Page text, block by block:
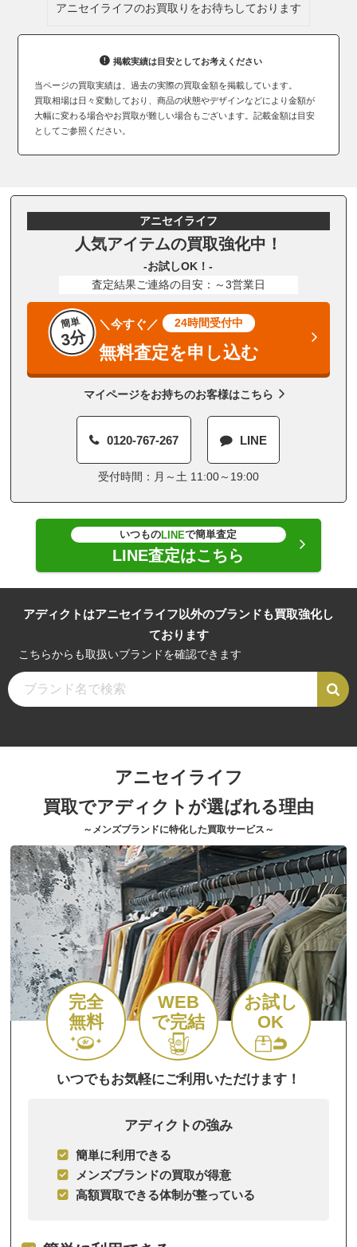
アニセイライフのお買取りをお待ちしております
掲載実績は目安としてお考えください
当ページの買取実績は、過去の実際の買取金額を掲載しています。
買取相場は日々変動しており、商品の状態やデザインなどにより金額が
大幅に変わる場合やお買取が難しい場合もございます。記載金額は目安
としてご参照ください。
アニセイライフ
人気アイテムの買取強化中！
-お試しOK！-
査定結果ご連絡の目安：～3営業日
簡単
3分
＼今すぐ／ 24時間受付中
無料査定を申し込む
マイページをお持ちのお客様はこちら
0120-767-267 LINE
受付時間：月～土 11:00～19:00
いつものLINEで簡単査定
LINE査定はこちら
アディクトはアニセイライフ以外のブランドも買取強化し
ております
こちらからも取扱いブランドを確認できます
アニセイライフ
買取でアディクトが選ばれる理由
～メンズブランドに特化した買取サービス～
完全
無料
WEB
で完結
お試し
OK
いつでもお気軽にご利用いただけます！
アディクトの強み
簡単に利用できる
メンズブランドの買取が得意
高額買取できる体制が整っている